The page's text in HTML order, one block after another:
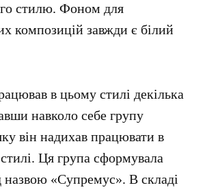
стилю. Фоном для
композицій завжди є білий
в цьому стилі декілька
навколо себе групу
він надихав працювати в
Ця група сформувала
назвою «Супремус». В складі